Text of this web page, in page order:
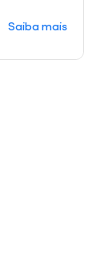
Saiba mais